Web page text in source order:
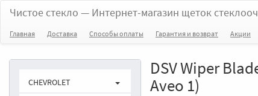
Чистое стекло — Интернет-магазин щеток
Главная Доставка Способы оплаты Гарантия и возврат Акции
DSV Wiper
Aveo 1)
CHEVROLET